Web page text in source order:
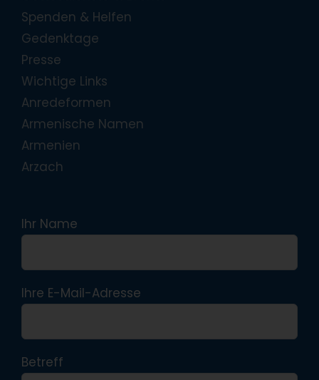
Spenden & Helfen
Gedenktage
Presse
Wichtige Links
Anredeformen
Armenische Namen
Armenien
Arzach
Ihr Name
Ihre E-Mail-Adresse
Betreff